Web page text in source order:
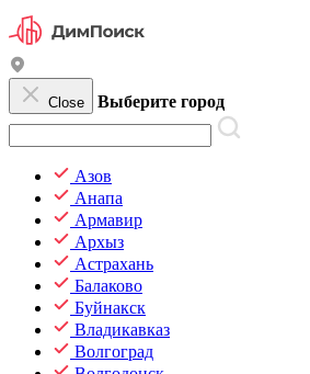
Close Выберите город
Азов
Анапа
Армавир
Архыз
Астрахань
Балаково
Буйнакск
Владикавказ
Волгоград